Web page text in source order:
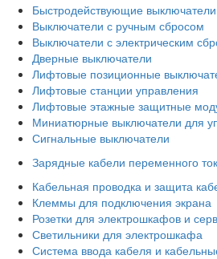
Быстродействующие
Выключатели с ручным сбросом
Выключатели с электрическим
Дверные выключатели
Лифтовые позиционные
Лифтовые станции управления
Лифтовые этажные защитные
Миниатюрные выключатели для
Сигнальные выключатели
Зарядные кабели переменного
Кабельная проводка и защита
Клеммы для подключения экрана
Розетки для электрошкафов и
Светильники для электрошкафа
Система ввода кабеля и